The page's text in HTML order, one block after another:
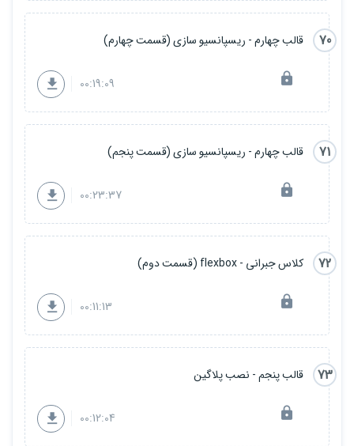
70 قالب چهارم - ریسپانسیو سازی (قسمت چهارم)
00:19:09
71 قالب چهارم - ریسپانسیو سازی (قسمت پنجم)
00:23:37
72 کلاس جبرانی - flexbox (قسمت دوم)
00:11:13
73 قالب پنجم - نصب پلاگین
00:12:04